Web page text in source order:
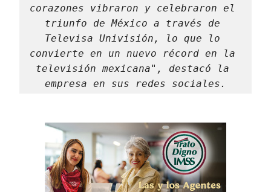
corazones vibraron y celebraron el
triunfo de México a través de
Televisa Univisión, lo que lo
convierte en un nuevo récord en la
televisión mexicana", destacó la
empresa en sus redes sociales.